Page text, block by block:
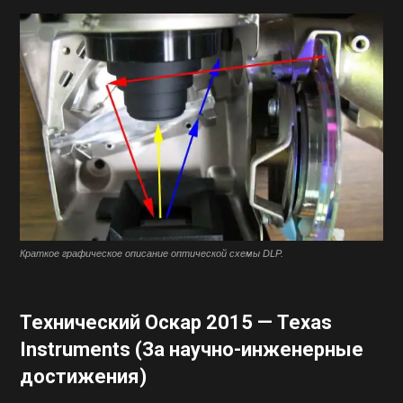
Краткое графическое описание оптической схемы DLP.
Технический Оскар 2015 — Texas
Instruments (За научно-инженерные
достижения)